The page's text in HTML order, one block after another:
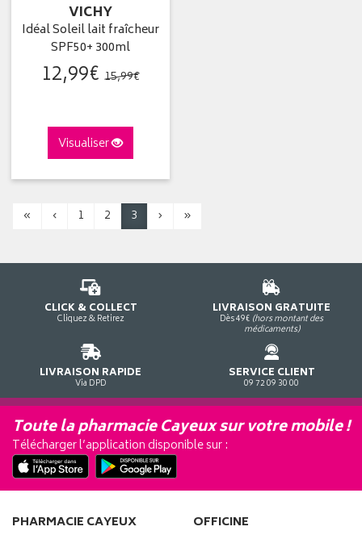
VICHY
Idéal Soleil lait fraîcheur
SPF50+ 300ml
12,99€ 15,99€
Visualiser
« ‹ 1 2 3 › »
CLICK & COLLECT
Cliquez & Retirez
LIVRAISON GRATUITE
Dès 49€ (hors montant des
médicaments)
LIVRAISON RAPIDE
Via DPD
SERVICE CLIENT
09 72 09 30 00
Toute la pharmacie Cayeux sur votre mobile !
Télécharger l’application disponible sur :
PHARMACIE CAYEUX OFFICINE